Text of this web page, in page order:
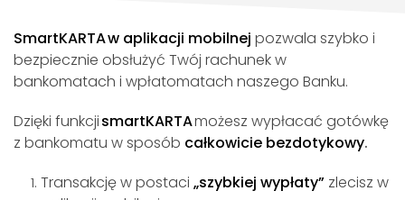
SmartKARTA w aplikacji mobilnej pozwala szybko i
bezpiecznie obsłużyć Twój rachunek w
bankomatach i wpłatomatach naszego Banku.
Dzięki funkcjismartKARTAmożesz wypłacać gotówkę
z bankomatu w sposób całkowicie bezdotykowy.
Transakcję w postaci „szybkiej wypłaty” zlecisz w